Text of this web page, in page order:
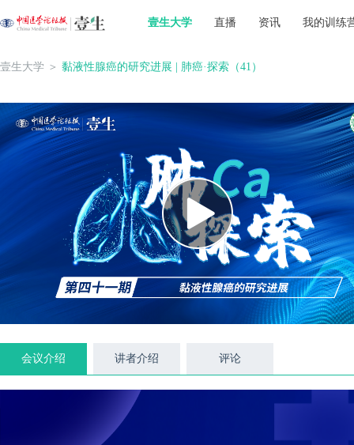
壹生大学 直播 资讯 我的训练
壹生大学 ＞ 黏液性腺癌的研究进展 | 肺癌·探索（41）
会议介绍 讲者介绍 评论